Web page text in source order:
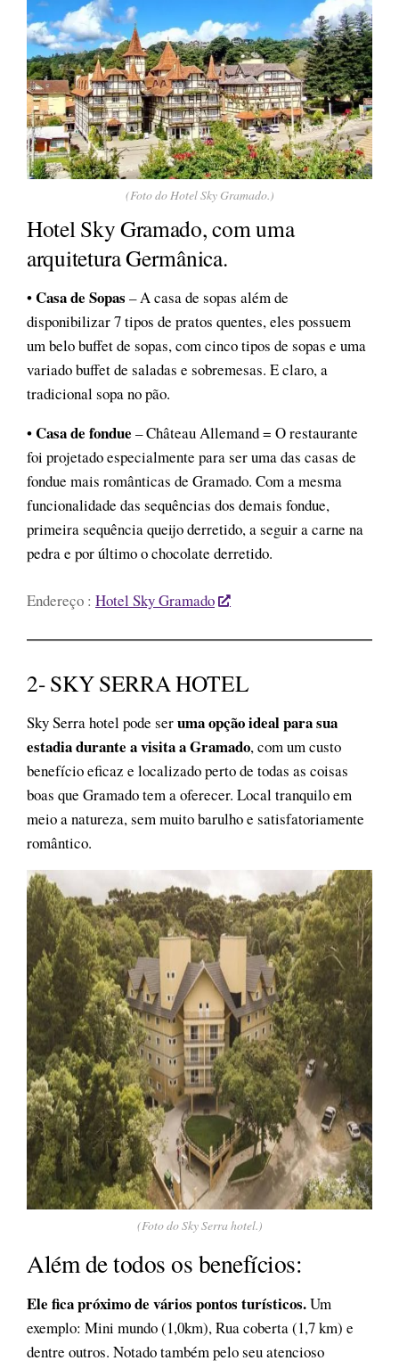
(Foto do Hotel Sky Gramado.)
Hotel Sky Gramado, com uma
arquitetura Germânica.
•Casa de Sopas – A casa de sopas além de
disponibilizar 7 tipos de pratos quentes, eles possuem
um belo buffet de sopas, com cinco tipos de sopas e uma
variado buffet de saladas e sobremesas. E claro, a
tradicional sopa no pão.
•Casa de fondue – Château Allemand = O restaurante
foi projetado especialmente para ser uma das casas de
fondue mais românticas de Gramado. Com a mesma
funcionalidade das sequências dos demais fondue,
primeira sequência queijo derretido, a seguir a carne na
pedra e por último o chocolate derretido.
Endereço : Hotel Sky Gramado
2- SKY SERRA HOTEL
Sky Serra hotel pode seruma opção ideal para sua
estadia durante a visita a Gramado, com um custo
benefício eficaz e localizado perto de todas as coisas
boas que Gramado tem a oferecer. Local tranquilo em
meio a natureza, sem muito barulho e satisfatoriamente
romântico.
(Foto do Sky Serra hotel.)
Além de todos os benefícios:
Ele fica próximo de vários pontos turísticos.Um
exemplo: Mini mundo (1,0km), Rua coberta (1,7 km) e
dentre outros. Notado também pelo seu atencioso